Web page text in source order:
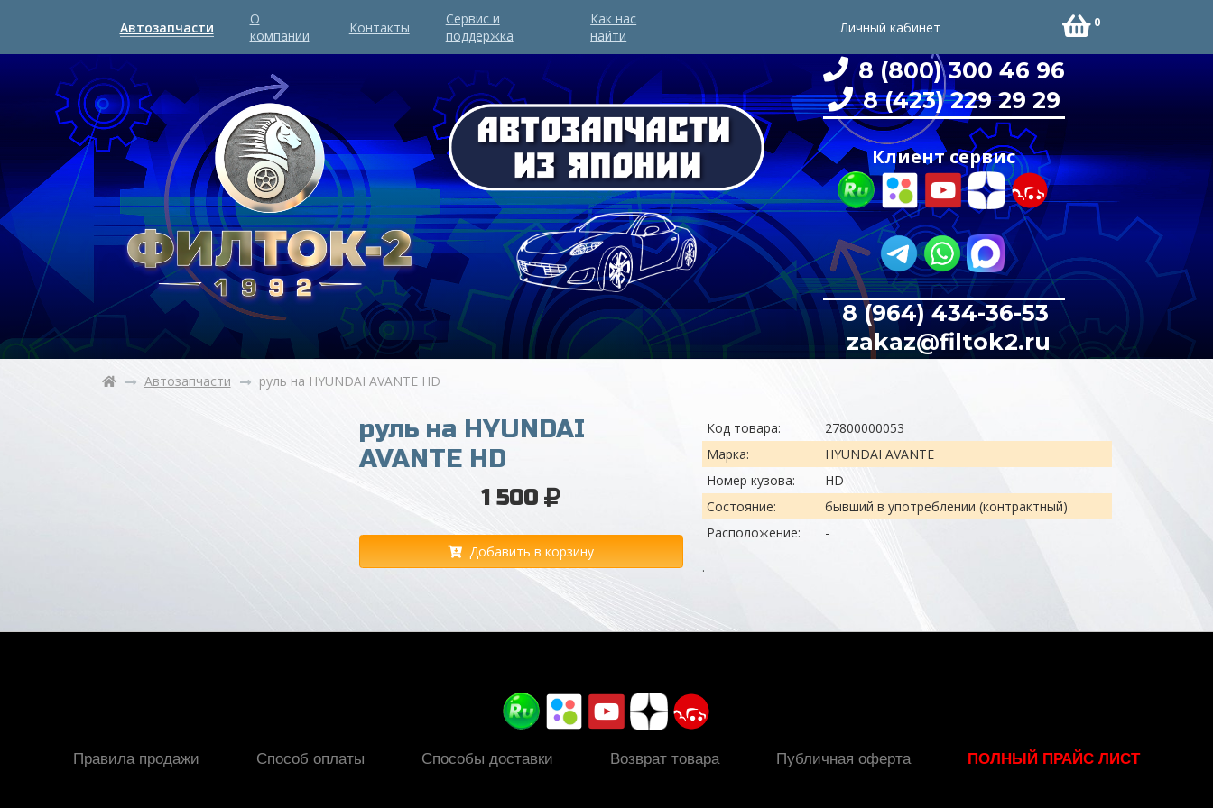
Автозапчасти
О
компании
Контакты
Сервис и
поддержка
Как нас
найти
Личный кабинет 0
8 (800) 300 46 96
8 (423) 229 29 29
Клиент сервис
8 (964) 434-36-53
zakaz@filtok2.ru
Автозапчасти руль на HYUNDAI AVANTE HD
руль на HYUNDAI
AVANTE HD
1 500
Добавить в корзину
Код товара:
27800000053
Марка:
HYUNDAI AVANTE
Номер кузова:
HD
Состояние:
бывший в употреблении (контрактный)
Расположение:
-
.
Правила продажи Способ оплаты Способы доставки Возврат товара Публичная оферта ПОЛНЫЙ ПРАЙС ЛИСТ